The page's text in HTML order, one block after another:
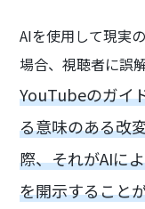
AIを使用して現実
場合、視聴者に誤
YouTubeのガイ
る意味のある改
際、それがAIに
を開示すること